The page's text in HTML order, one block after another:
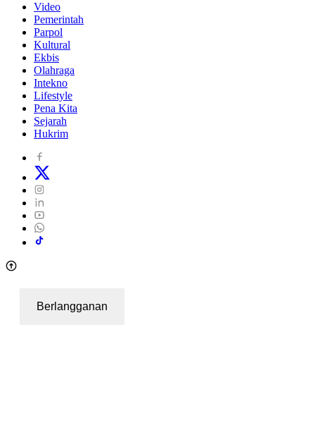
Video
Pemerintah
Parpol
Kultural
Ekbis
Olahraga
Intekno
Lifestyle
Pena Kita
Sejarah
Hukrim
Berlangganan